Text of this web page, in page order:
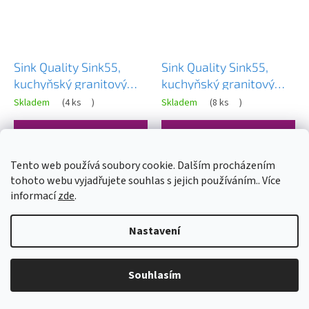
Tento web používá soubory cookie. Dalším procházením
tohoto webu vyjadřujete souhlas s jejich používáním.. Více
informacízde.
Nastavení
Souhlasím
Sink Quality Sink55,
kuchyňský granitový
dřez 780x460x215 mm
+ grafitový sifon, bílá,
SKQ-SINK.W.1KDOL.XB
Skladem (4 ks )
DO KOŠÍKU
Sink Quality Sink55,
kuchyňský granitový
dřez 680x460x215 mm,
bílá, SKQ-SINK.W.1KDO
Skladem (8 ks )
DO KOŠÍKU